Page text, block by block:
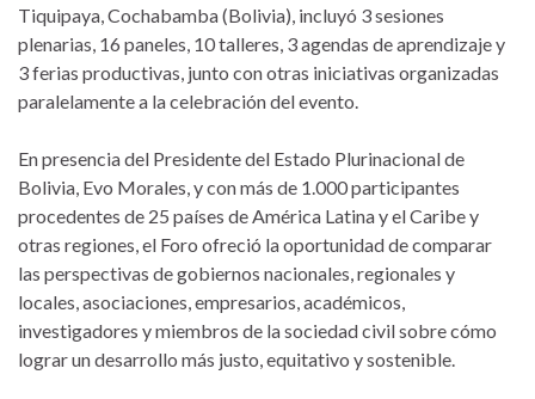
Tiquipaya, Cochabamba (Bolivia), incluyó 3 sesiones
plenarias, 16 paneles, 10 talleres, 3 agendas de aprendizaje y
3 ferias productivas, junto con otras iniciativas organizadas
paralelamente a la celebración del evento.
En presencia del Presidente del Estado Plurinacional de
Bolivia, Evo Morales, y con más de 1.000 participantes
procedentes de 25 países de América Latina y el Caribe y
otras regiones, el Foro ofreció la oportunidad de comparar
las perspectivas de gobiernos nacionales, regionales y
locales, asociaciones, empresarios, académicos,
investigadores y miembros de la sociedad civil sobre cómo
lograr un desarrollo más justo, equitativo y sostenible.